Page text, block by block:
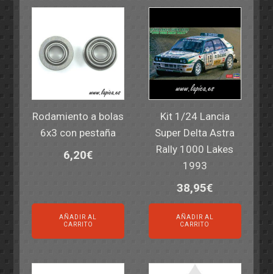
Rodamiento a bolas
6x3 con pestaña
6,20€
AÑADIR AL
CARRITO
Kit 1/24 Lancia
Super Delta Astra
Rally 1000 Lakes
1993
38,95€
AÑADIR AL
CARRITO